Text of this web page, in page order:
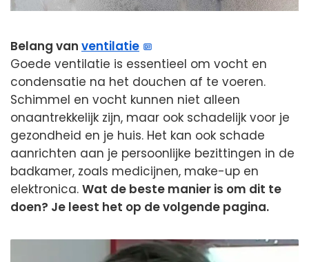
Belang van ventilatie
Goede ventilatie is essentieel om vocht en
condensatie na het douchen af te voeren.
Schimmel en vocht kunnen niet alleen
onaantrekkelijk zijn, maar ook schadelijk voor je
gezondheid en je huis. Het kan ook schade
aanrichten aan je persoonlijke bezittingen in de
badkamer, zoals medicijnen, make-up en
elektronica. Wat de beste manier is om dit te
doen? Je leest het op de volgende pagina.